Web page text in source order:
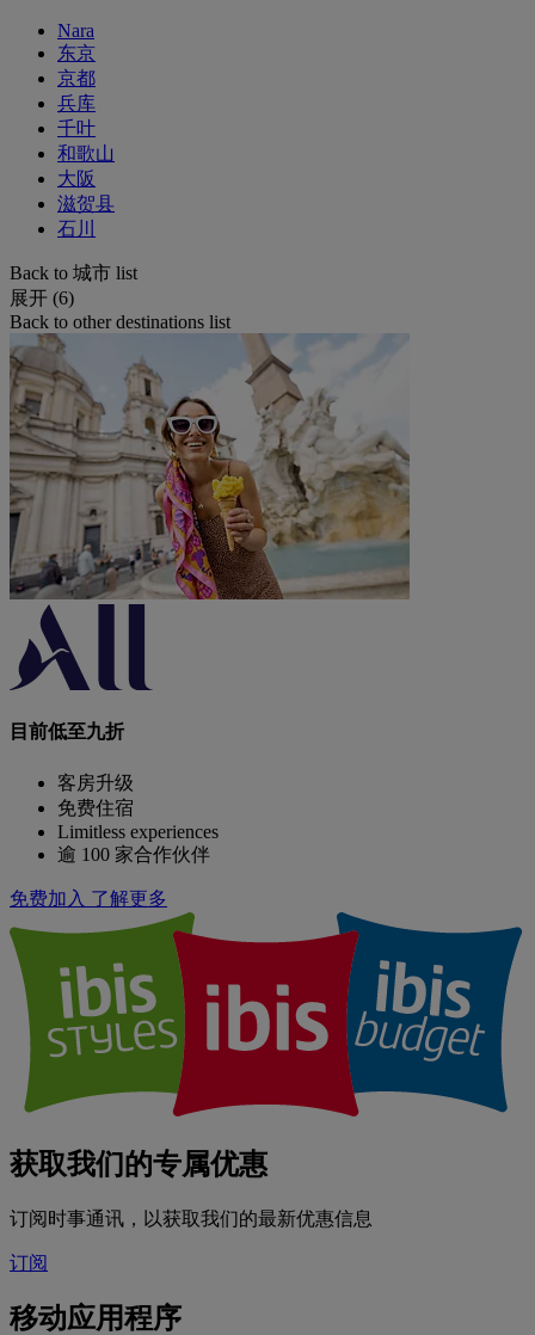
Nara
东京
京都
兵库
千叶
和歌山
大阪
滋贺县
石川
Back to 城市 list
展开 (6)
Back to other destinations list
目前低至九折
客房升级
免费住宿
Limitless experiences
逾 100 家合作伙伴
免费加入 了解更多
获取我们的专属优惠
订阅时事通讯，以获取我们的最新优惠信息
订阅
移动应用程序